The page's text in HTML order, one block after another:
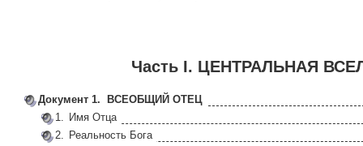
Часть I. ЦЕНТРАЛЬНАЯ
Документ 1. ВСЕОБЩИЙ ОТЕЦ
1. Имя Отца
2. Реальность Бога